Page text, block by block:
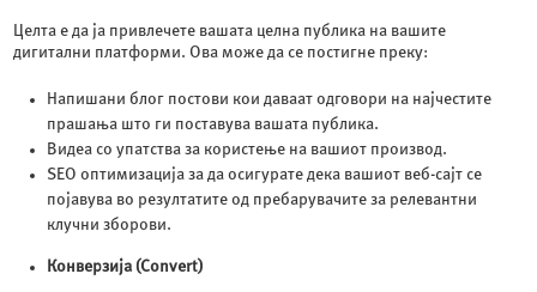
Целта е да ја привлечете вашата целна публика на вашите
дигитални платформи. Ова може да се постигне преку:
Напишани блог постови кои даваат одговори на најчестите
прашања што ги поставува вашата публика.
Видеа со упатства за користење на вашиот производ.
SEO оптимизација за да осигурате дека вашиот веб-сајт се
појавува во резултатите од пребарувачите за релевантни
клучни зборови.
Конверзија (Convert)